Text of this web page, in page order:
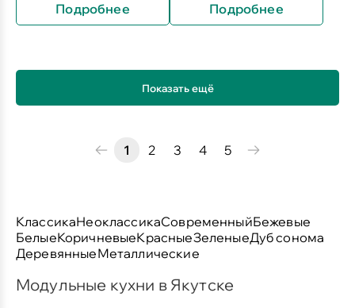
Подробнее Подробнее
Показать ещё
1 2 3 4 5
КлассикаНеоклассикаСовременныйБежевые
БелыеКоричневыеКрасныеЗеленыеДуб сонома
ДеревянныеМеталлические
Модульные кухни в Якутске